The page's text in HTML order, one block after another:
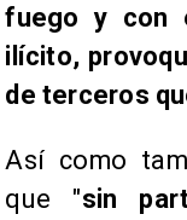
fuego y con
ilícito,
de terceros
Así como
que "sin